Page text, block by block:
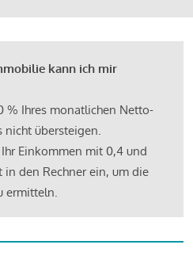
kann ich mir
% Ihres monatlichen Netto-
nicht übersteigen.
Einkommen mit 0,4 und
den Rechner ein, um die
ermitteln.